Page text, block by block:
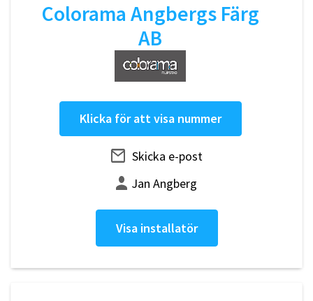
Colorama Angbergs Färg
AB
Klicka för att visa nummer
Skicka e-post
Jan Angberg
Visa installatör